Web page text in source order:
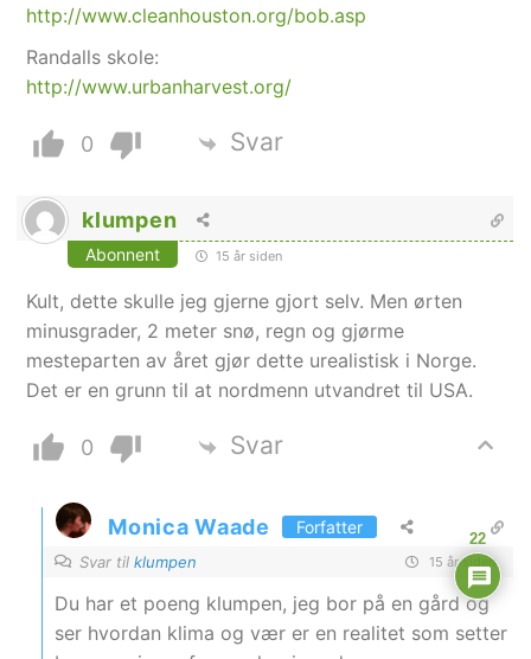
http://www.cleanhouston.org/bob.asp
Randalls skole:
http://www.urbanharvest.org/
0 Svar
klumpen
Abonnent 15 år siden
Kult, dette skulle jeg gjerne gjort selv. Men ørten
minusgrader, 2 meter snø, regn og gjørme
mesteparten av året gjør dette urealistisk i Norge.
Det er en grunn til at nordmenn utvandret til USA.
0 Svar
Monica Waade Forfatter
Svar tilklumpen 15 år siden
Du har et poeng klumpen, jeg bor på en gård og
ser hvordan klima og vær er en realitet som setter
22